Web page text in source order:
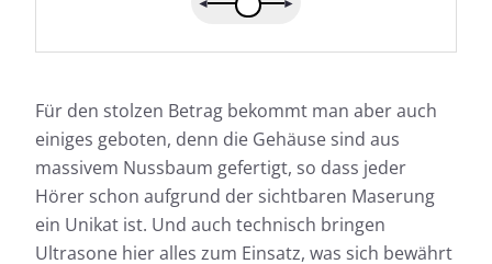
Für den stolzen Betrag bekommt man aber auch
einiges geboten, denn die Gehäuse sind aus
massivem Nussbaum gefertigt, so dass jeder
Hörer schon aufgrund der sichtbaren Maserung
ein Unikat ist. Und auch technisch bringen
Ultrasone hier alles zum Einsatz, was sich bewährt